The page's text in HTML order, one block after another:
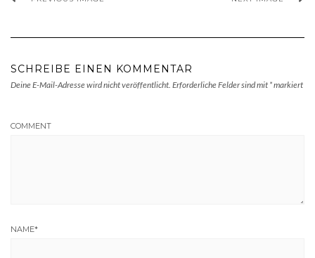
SCHREIBE EINEN KOMMENTAR
Deine E-Mail-Adresse wird nicht veröffentlicht. Erforderliche Felder sind mit *markiert
COMMENT
NAME*